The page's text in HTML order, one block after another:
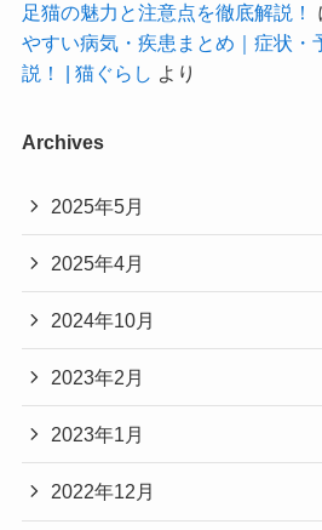
足猫の魅力と注意点を徹底解説！
やすい病気・疾患まとめ｜症状・
説！ | 猫ぐらし より
Archives
2025年5月
2025年4月
2024年10月
2023年2月
2023年1月
2022年12月